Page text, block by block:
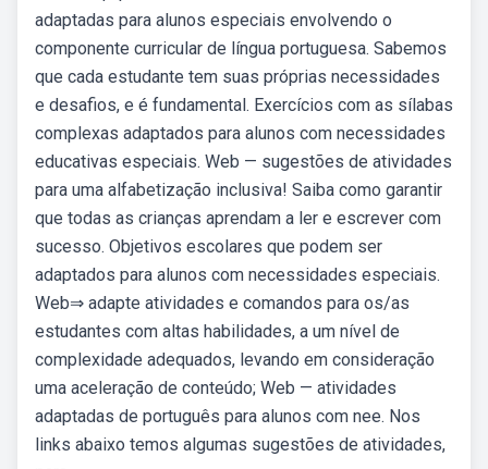
adaptadas para alunos especiais envolvendo o
componente curricular de língua portuguesa. Sabemos
que cada estudante tem suas próprias necessidades
e desafios, e é fundamental. Exercícios com as sílabas
complexas adaptados para alunos com necessidades
educativas especiais. Web — sugestões de atividades
para uma alfabetização inclusiva! Saiba como garantir
que todas as crianças aprendam a ler e escrever com
sucesso. Objetivos escolares que podem ser
adaptados para alunos com necessidades especiais.
Web⇒ adapte atividades e comandos para os/as
estudantes com altas habilidades, a um nível de
complexidade adequados, levando em consideração
uma aceleração de conteúdo; Web — atividades
adaptadas de português para alunos com nee. Nos
links abaixo temos algumas sugestões de atividades,